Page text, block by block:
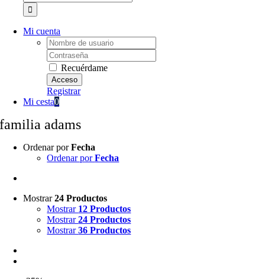
Mi cuenta
Username:
Password:
Recuérdame
Registrar
Mi cesta0
familia adams
Ordenar porFecha
Ordenar porFecha
Mostrar24 Productos
Mostrar 12 Productos
Mostrar24 Productos
Mostrar36 Productos